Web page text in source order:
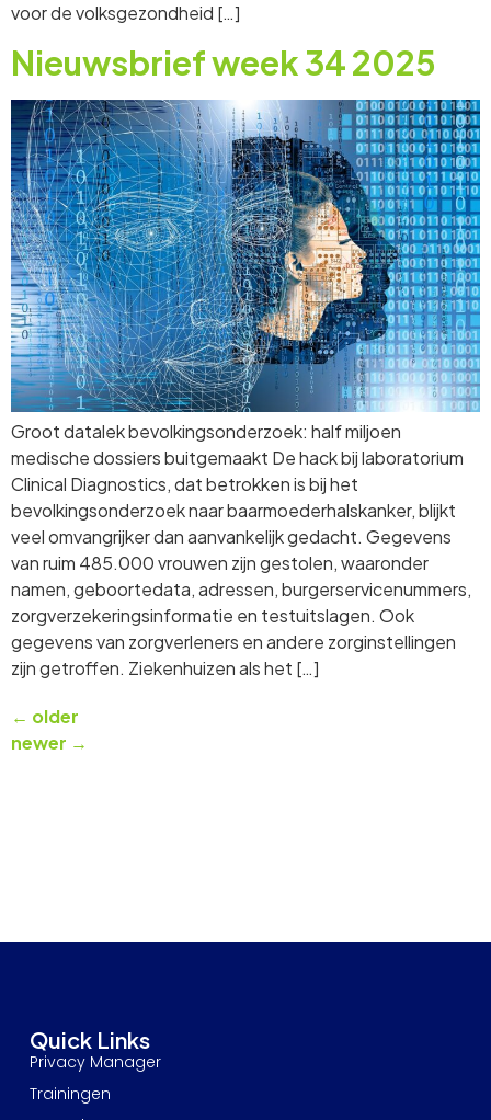
voor de volksgezondheid […]
Nieuwsbrief week 34 2025
Groot datalek bevolkingsonderzoek: half miljoen
medische dossiers buitgemaakt De hack bij laboratorium
Clinical Diagnostics, dat betrokken is bij het
bevolkingsonderzoek naar baarmoederhalskanker, blijkt
veel omvangrijker dan aanvankelijk gedacht. Gegevens
van ruim 485.000 vrouwen zijn gestolen, waaronder
namen, geboortedata, adressen, burgerservicenummers,
zorgverzekeringsinformatie en testuitslagen. Ook
gegevens van zorgverleners en andere zorginstellingen
zijn getroffen. Ziekenhuizen als het […]
← older
newer →
Quick Links
Privacy Manager
Trainingen